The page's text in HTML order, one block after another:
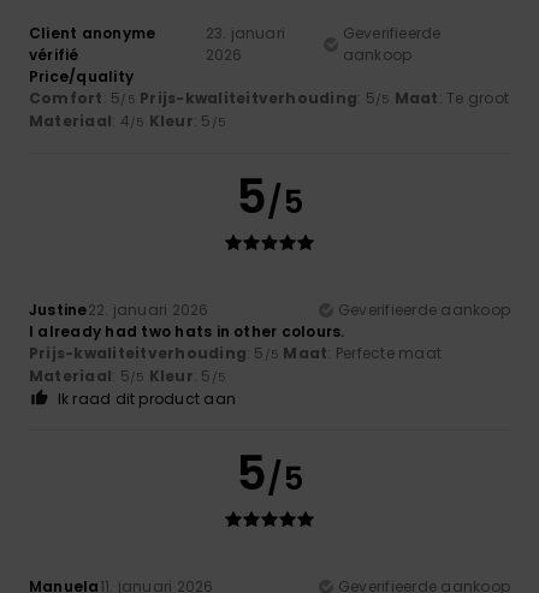
Client anonyme
vérifié
23. januari
2026
Geverifieerde
aankoop
Price/quality
Comfort: 5/5 Prijs-kwaliteitverhouding: 5/5 Maat: Te groot
Materiaal: 4/5 Kleur: 5 /5
5/5
Justine22. januari 2026
Geverifieerde aankoop
I already had two hats in other colours.
Prijs-kwaliteitverhouding: 5 /5 Maat: Perfecte maat
Materiaal: 5/5 Kleur: 5 /5
Ik raad dit product aan
5/5
Manuela11. januari 2026
Geverifieerde aankoop